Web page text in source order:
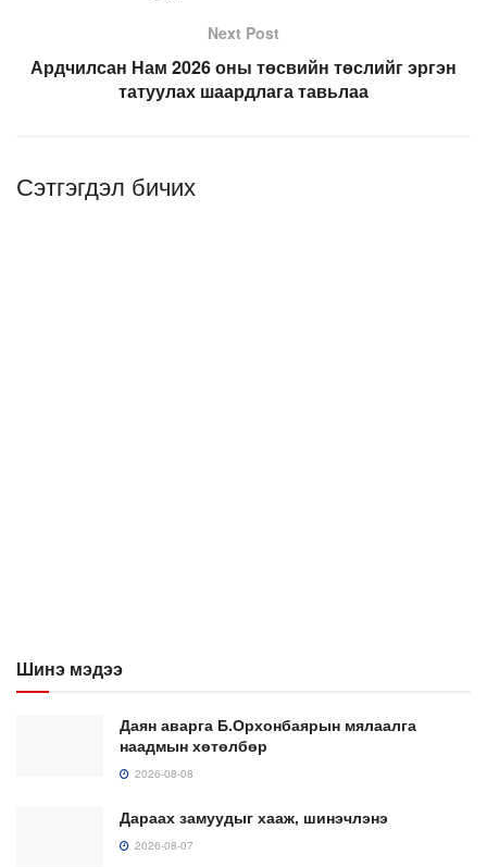
Next Post
Ардчилсан Нам 2026 оны төсвийн төслийг эргэн
татуулах шаардлага тавьлаа
Сэтгэгдэл бичих
Шинэ мэдээ
Даян аварга Б.Орхонбаярын мялаалга
наадмын хөтөлбөр
2026-08-08
Дараах замуудыг хааж, шинэчлэнэ
2026-08-07